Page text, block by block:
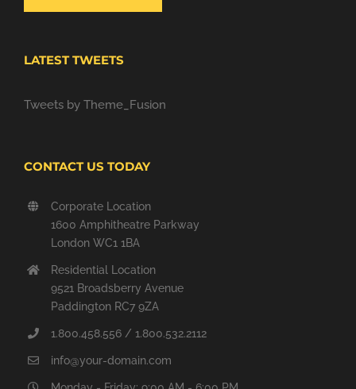
LATEST TWEETS
Tweets by Theme_Fusion
CONTACT US TODAY
Corporate Location
1600 Amphitheatre Parkway
London WC1 1BA
Residential Location
9521 Broadsberry Avenue
Paddington RC7 9ZA
1.800.458.556 / 1.800.532.2112
info@your-domain.com